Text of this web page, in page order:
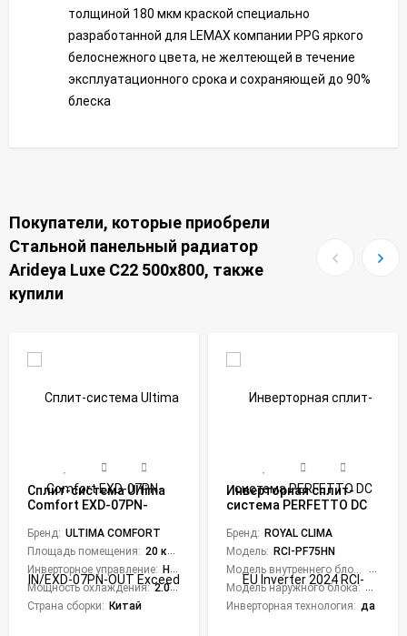
толщиной 180 мкм краской специально
разработанной для LEMAX компании PPG яркого
белоснежного цвета, не желтеющей в течение
эксплуатационного срока и сохраняющей до 90%
блеска
Покупатели, которые приобрели
Стальной панельный радиатор
Arideya Luxe С22 500x800, также
купили
Сплит-система Ultima
Comfort EXD-07PN-
Exceed
Бренд: ULTIMA COMFORT
Площадь помещения: 20 кв. м.
Инверторное управление: Нет
Мощность охлаждения: 2.05 кВт
Страна сборки: Китай
Инверторная сплит-
система PERFETTO DC
PF75HN (комплект)
Бренд: ROYAL CLIMA
Модель: RCI-PF75HN
Модель внутреннего блока:
RCI-
Модель наружного блока: RCI-
Инверторная технология: да